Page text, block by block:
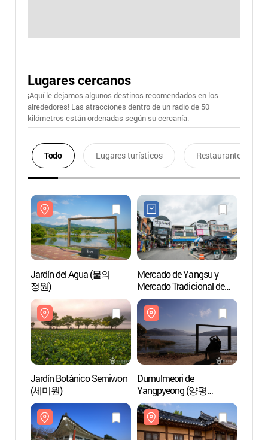
Lugares cercanos
¡Aquí le dejamos algunos destinos recomendados en los
alrededores! Las atracciones dentro de un radio de 50
kilómetros están ordenadas según su cercanía.
Todo Lugares turísticos Restaurantes
Jardín del Agua (물의
정원)
Mercado de Yangsu y
Mercado Tradicional de
Yangsu-ri (양수장 /
양수리전통시장 (1, 6 일))
Jardín Botánico Semiwon
(세미원)
Dumulmeori de
Yangpyeong (양평
두물머리)